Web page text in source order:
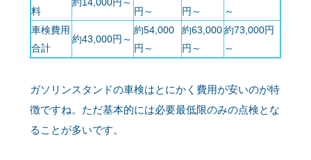
料
約14,000円～
円～
円～
～
車検費用
合計
約43,000円～
約54,000
円～
約63,000
円～
約73,000円
～
ガソリンスタンドの車検はとにかく費用が安いのが特
徴ですね。ただ基本的には必要最低限のみの点検とな
ることが多いです。